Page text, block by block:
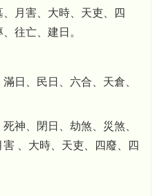
月害、大時、天吏、四
往亡、建日。
日、民日、六合、天倉、
神、閉日、劫煞、災煞、
、大時、天吏、四廢、四